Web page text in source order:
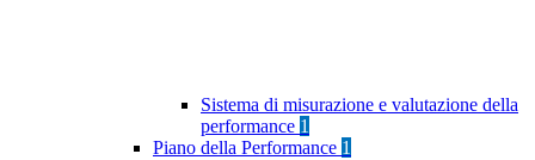
Sistema di misurazione e valutazione della
performance 1
Piano della Performance 1